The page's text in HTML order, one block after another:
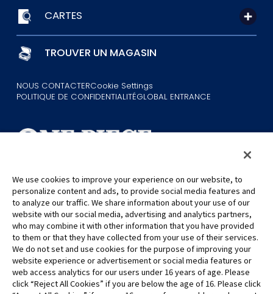
CARTES
TROUVER UN MAGASIN
NOUS CONTACTERCookie Settings
POLITIQUE DE CONFIDENTIALITÉGLOBAL ENTRANCE
©Eiichiro Oda/Shueisha
©Eiichiro Oda/Shueisha, Toei Animation
Toutes les images, textes et données de ce site web ne peuvent être
reproduits sans autorisation.
Veuillez noter que les images utilisées sur ce site peuvent différer du
produit final, car celui-ci est encore en cours de développement.
*Apple et le logo Apple sont des marques commerciales d'Apple
We use cookies to improve your experience on our website, to
personalize content and ads, to provide social media features and
to analyze our traffic. We share information about your use of our
website with our social media, advertising and analytics partners,
who may combine it with other information that you have provided
to them or that they have collected from your use of their services.
We do not set and use cookies for the purpose of improving your
website experience or advertisement or social media features or
web access analytics for our users under 16 years of age. Please
click “Reject All Cookies” if you are below the age of 16. Please click